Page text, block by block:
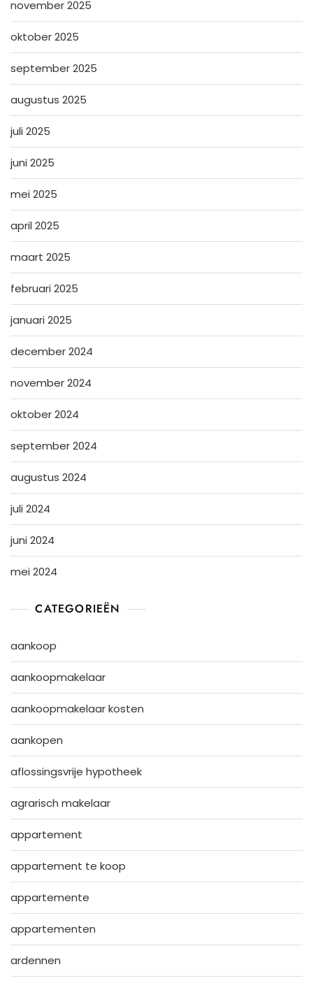
november 2025
oktober 2025
september 2025
augustus 2025
juli 2025
juni 2025
mei 2025
april 2025
maart 2025
februari 2025
januari 2025
december 2024
november 2024
oktober 2024
september 2024
augustus 2024
juli 2024
juni 2024
mei 2024
CATEGORIEËN
aankoop
aankoopmakelaar
aankoopmakelaar kosten
aankopen
aflossingsvrije hypotheek
agrarisch makelaar
appartement
appartement te koop
appartemente
appartementen
ardennen